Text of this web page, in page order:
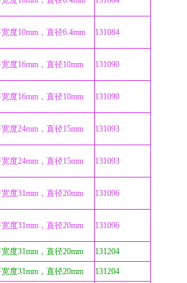
度10mm，直径6.4mm 131084
度16mm，直径10mm 131090
度16mm，直径10mm 131090
度24mm，直径15mm 131093
度24mm，直径15mm 131093
度31mm，直径20mm 131096
度31mm，直径20mm 131096
度31mm，直径20mm 131204
度31mm，直径20mm 131204